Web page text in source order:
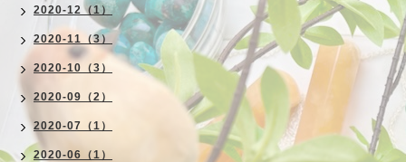
2020-12（1）
2020-11（3）
2020-10（3）
2020-09（2）
2020-07（1）
2020-06（1）